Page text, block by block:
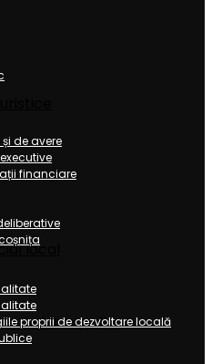
local
Bucoșnița
de avere
financiare
proprii de dezvoltare locală